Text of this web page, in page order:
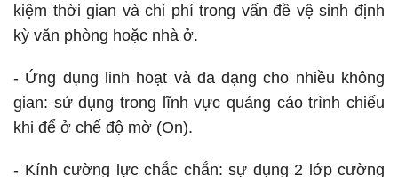
kiệm thời gian và chi phí trong vấn đề vệ sinh định
kỳ văn phòng hoặc nhà ở.
- Ứng dụng linh hoạt và đa dạng cho nhiều không
gian: sử dụng trong lĩnh vực quảng cáo trình chiếu
khi để ở chế độ mờ (On).
- Kính cường lực chắc chắn: sự dụng 2 lớp cường